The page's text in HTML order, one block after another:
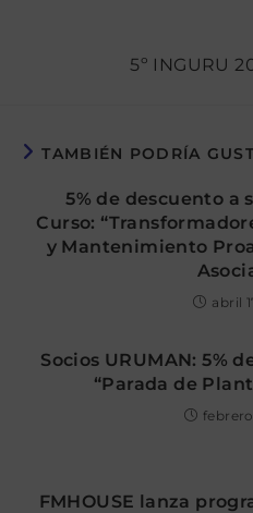
5º INGURU
TAMBIÉN PODRÍA
5% de descuento a
Curso:
y Mantenimiento
abril
Socios URUMAN: 5%
“Parada de
febrero
FMHOUSE lanza